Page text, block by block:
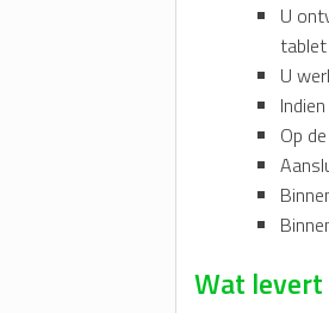
U
U
Op
Wat levert